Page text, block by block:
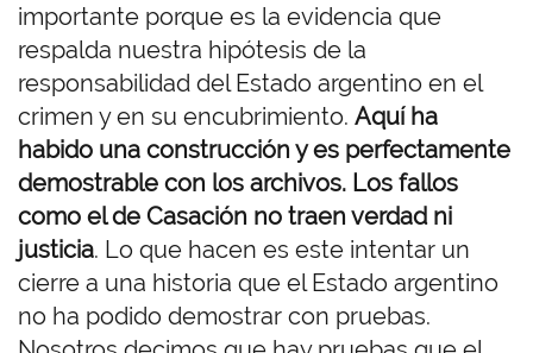
importante porque es la evidencia que
respalda nuestra hipótesis de la
responsabilidad del Estado argentino en el
crimen y en su encubrimiento. Aquí ha
habido una construcción y es perfectamente
demostrable con los archivos. Los fallos
como el de Casación no traen verdad ni
justicia. Lo que hacen es este intentar un
cierre a una historia que el Estado argentino
no ha podido demostrar con pruebas.